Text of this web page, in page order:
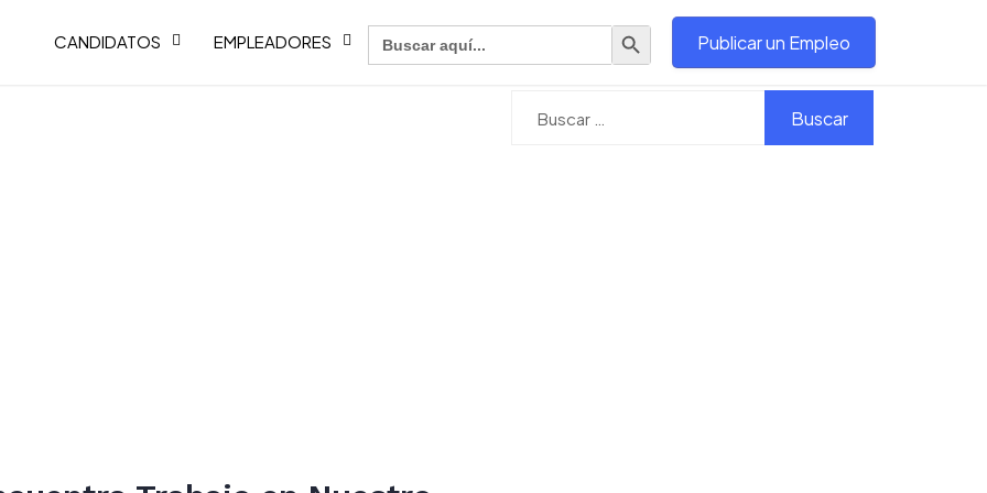
CANDIDATOS EMPLEADORES Buscar:
Botón de búsqueda
Publicar un Empleo